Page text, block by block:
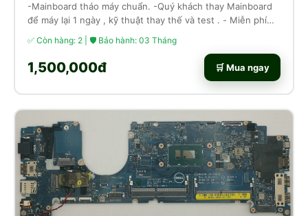
-Mainboard tháo máy chuẩn. -Quý khách thay Mainboard
để máy lại 1 ngày , kỹ thuật thay thế và test . - Miễn phí
công thay thế lắp ráp
✅ Còn hàng: 2 | 🛡 Bảo hành: 03 Tháng
1,500,000đ 🛒 Mua ngay